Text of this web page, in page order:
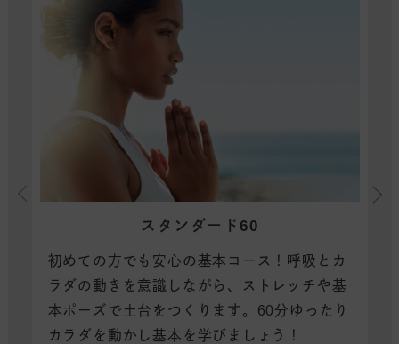
スタンダード60
初めての方でも安心の基本コース！ 呼吸とカ
ラダの動きを意識しながら、ストレッチや基
本ポーズで土台をつくります。 60分ゆったり
カラダを動かし基本を学びましょう！